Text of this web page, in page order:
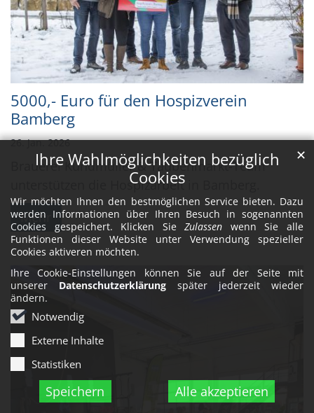
Ihre Wahlmöglichkeiten bezüglich
Cookies
Wir möchten Ihnen den bestmöglichen Service bieten. Dazu
werden Informationen über Ihren Besuch in sogenannten
Cookies gespeichert. Klicken SieZulassen wenn Sie alle
Funktionen dieser Website unter Verwendung spezieller
Cookies aktiveren möchten.
Ihre Cookie-Einstellungen können Sie auf der Seite mit
unserer Datenschutzerklärung später jederzeit wieder
ändern.
Notwendig
Externe Inhalte
Statistiken
Speichern Alle akzeptieren
✕
5000,- Euro für den Hospizverein
Bamberg
26. Jan. 2026
Brauerei Kundmüller & Taubenmarkt-Team
unterstützen die Hospizarbeit in Bamberg.
Mehr